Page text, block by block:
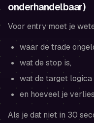
onderhandelbaar)
Voor entry moet je
waar de trade
wat de stop is,
wat de target logica
en hoeveel je
Als je dat niet in 30